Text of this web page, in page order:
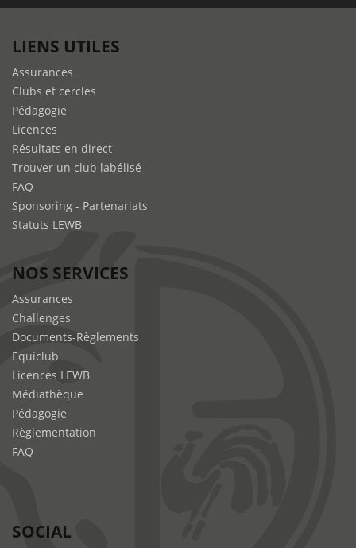
LIENS UTILES
Assurances
Clubs et cercles
Pédagogie
Licences
Résultats en direct
Trouver un club labélisé
FAQ
Sponsoring - Partenariats
Statuts LEWB
NOS SERVICES
Assurances
Challenges
Documents-Règlements
Equiclub
Licences LEWB
Médiathèque
Pédagogie
Règlementation
FAQ
SOCIAL